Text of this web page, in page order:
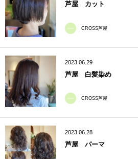
芦屋 カット
CROSS芦屋
2023.06.29
芦屋 白髪染め
CROSS芦屋
2023.06.28
芦屋 パーマ